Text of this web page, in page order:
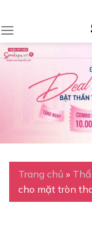
content
Trang chủ »
cho mặt tròn